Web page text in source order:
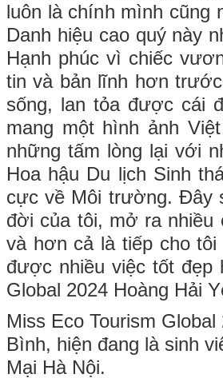
luôn là chính mình cũng
Danh hiệu cao quý này
Hạnh phúc vì chiếc
tin và bản lĩnh hơn
sống, lan tỏa được cái
mang một hình ảnh
những tấm lòng lại với
Hoa hậu Du lịch Sinh
cực về Môi trường. Đây
đời của tôi, mở ra
và hơn cả là tiếp cho
được nhiều việc tốt đẹp
Global 2024 Hoàng Hải
Miss Eco Tourism
Bình, hiện đang là sinh
Mại Hà Nội.